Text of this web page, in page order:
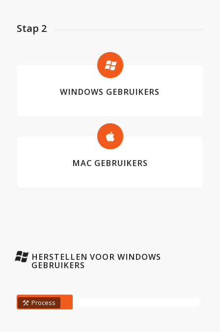
Stap 2
WINDOWS GEBRUIKERS
MAC GEBRUIKERS
HERSTELLEN VOOR WINDOWS
GEBRUIKERS
Process